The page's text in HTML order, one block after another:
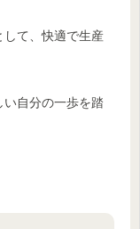
して、快適で生産
い自分の一歩を踏